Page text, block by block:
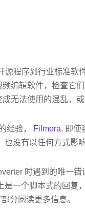
程序到行业标准软
编辑软件，检查它
无法使用的混乱，
经验， Filmora. 即使
没有以任何方式影
时遇到的唯一
一个脚本式的回复
分阅读更多信息。